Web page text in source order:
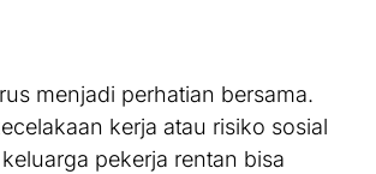
menjadi perhatian bersama.
kerja atau risiko sosial
pekerja rentan bisa